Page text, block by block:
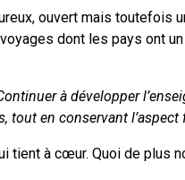
ouvert mais toutefois
dont les pays ont
à développer
tout en conservant
tient à cœur. Quoi de plus